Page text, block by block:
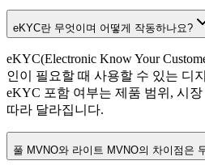
eKYC란 무엇이며 어떻게 작동하나요?
eKYC(Electronic Know Your
인이 필요할 때 사용할 수 있는 디
eKYC 포함 여부는 제품 범위, 시
따라 달라집니다.
풀 MVNO와 라이트 MVNO의 차이점은